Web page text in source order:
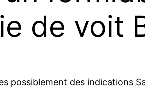
de voit
possiblement des indications